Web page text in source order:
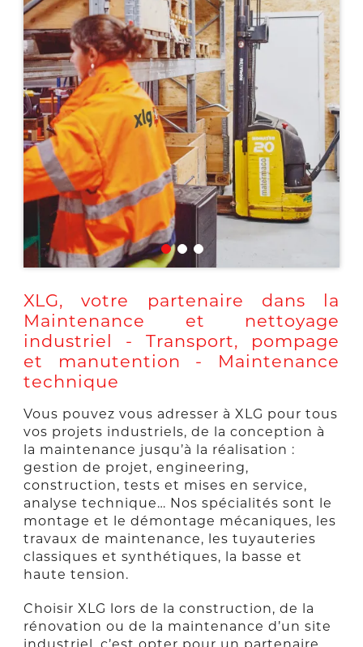
XLG, votre partenaire dans la
Maintenance et nettoyage
industriel - Transport, pompage
et manutention - Maintenance
technique
Vous pouvez vous adresser à XLG pour tous
vos projets industriels, de la conception à
la maintenance jusqu’à la réalisation :
gestion de projet, engineering,
construction, tests et mises en service,
analyse technique… Nos spécialités sont le
montage et le démontage mécaniques, les
travaux de maintenance, les tuyauteries
classiques et synthétiques, la basse et
haute tension.
Choisir XLG lors de la construction, de la
rénovation ou de la maintenance d’un site